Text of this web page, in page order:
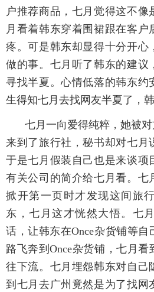
户推荐商品，七月觉得这不
月看着韩东穿着围裙跟在客
疼。可是韩东却显得十分开心
做的事。七月听了韩东的建议
寻找半夏。心情低落的韩东约
生得知七月去找网友半夏了，
七月一向爱得纯粹，她被
来到了旅行社，秘书却对七月
于是七月假装自己也是来谈项
有关公司的简介给七月看。七
掀开第一页时才发现这间旅
东，七月这才恍然大悟。七
话，让韩东在Once杂货铺等
路飞奔到Once杂货铺，七月
往下流。七月埋怨韩东对自己
到七月去广州竟然是为了找网